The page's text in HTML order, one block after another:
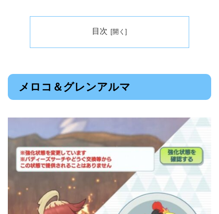
目次
メロコ＆グレンアルマ